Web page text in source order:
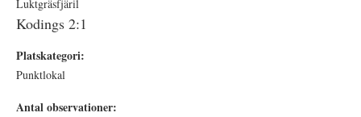
Luktgräsfjäril
Kodings 2:1
Platskategori:
Punktlokal
Antal observationer: